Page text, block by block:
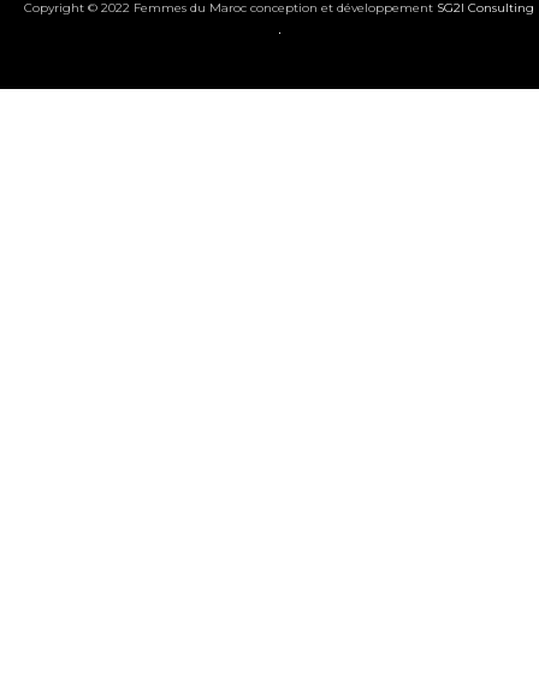
Copyright © 2022 Femmes du Maroc conception et développement SG2I Consulting